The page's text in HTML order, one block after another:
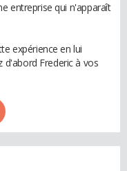
entreprise qui n'apparaît
expérience en lui
d'abord Frederic à vos